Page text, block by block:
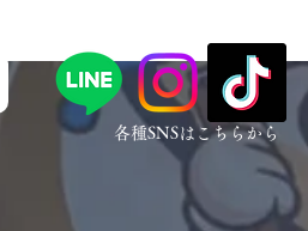
​各種SNSはこちらから